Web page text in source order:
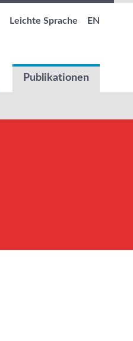
Publikationen
Leichte Sprache EN